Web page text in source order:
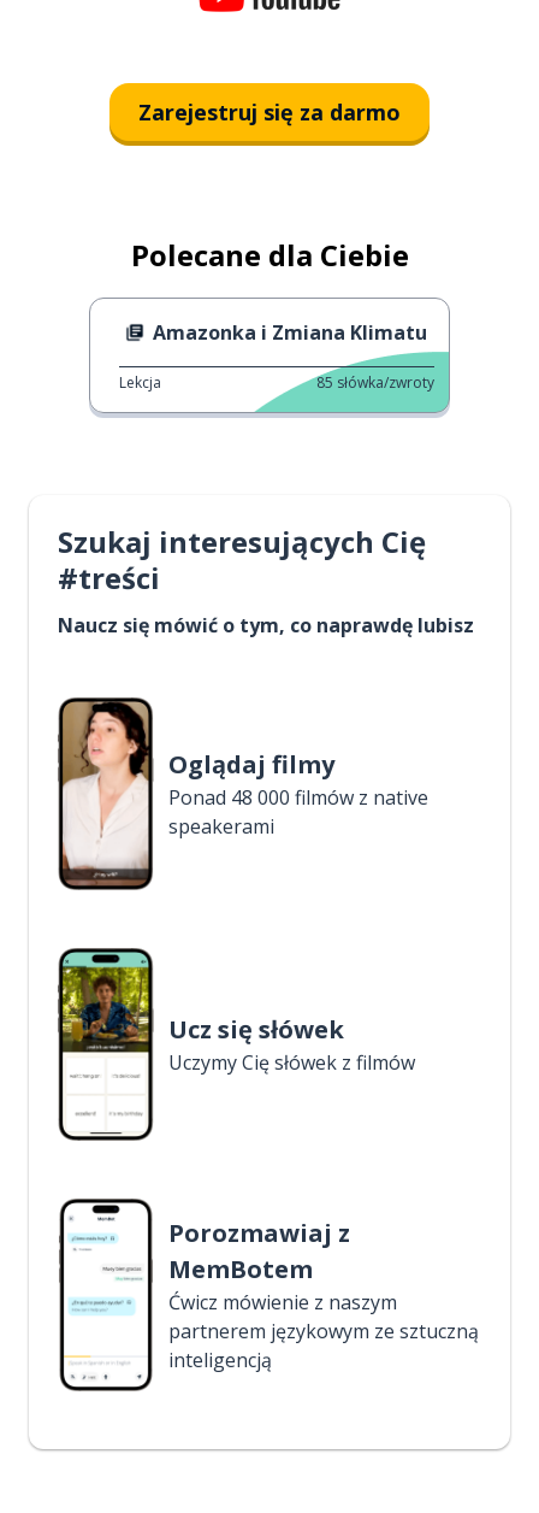
Zarejestruj się za darmo
Polecane dla Ciebie
Amazonka i Zmiana Klimatu
Lekcja 85 słówka/zwroty
Szukaj interesujących Cię
#treści
Naucz się mówić o tym, co naprawdę lubisz
Oglądaj filmy
Ponad 48 000 filmów z native
speakerami
Ucz się słówek
Uczymy Cię słówek z filmów
Porozmawiaj z
MemBotem
Ćwicz mówienie z naszym
partnerem językowym ze sztuczną
inteligencją